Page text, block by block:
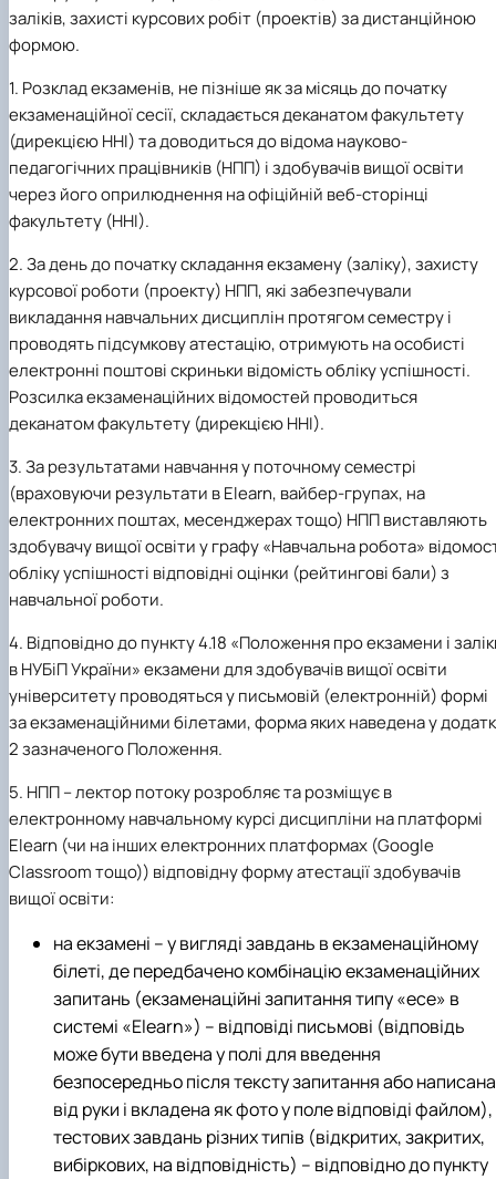
заліків, захисті курсових робіт (проектів) за дистанційною
формою.
1. Розклад екзаменів, не пізніше як за місяць до початку
екзаменаційної сесії, складається деканатом факультету
(дирекцією ННІ) та доводиться до відома науково-
педагогічних працівників (НПП) і здобувачів вищої освіти
через його оприлюднення на офіційній веб-сторінці
факультету (ННІ).
2. За день до початку складання екзамену (заліку), захисту
курсової роботи (проекту) НПП, які забезпечували
викладання навчальних дисциплін протягом семестру і
проводять підсумкову атестацію, отримують на особисті
електронні поштові скриньки відомість обліку успішності.
Розсилка екзаменаційних відомостей проводиться
деканатом факультету (дирекцією ННІ).
3. За результатами навчання у поточному семестрі
(враховуючи результати в Elearn, вайбер-групах, на
електронних поштах, месенджерах тощо) НПП виставляють
здобувачу вищої освіти у графу «Навчальна робота»
обліку успішності відповідні оцінки (рейтингові бали) з
навчальної роботи.
4. Відповідно до пункту 4.18 «Положення про екзамени і
в НУБіП України» екзамени для здобувачів вищої освіти
університету проводяться у письмовій (електронній) формі
за екзаменаційними білетами, форма яких наведена у
2 зазначеного Положення.
5. НПП – лектор потоку розробляє та розміщує в
електронному навчальному курсі дисципліни на платформі
Elearn (чи на інших електронних платформах (Google
Classroom тощо)) відповідну форму атестації здобувачів
вищої освіти:
на екзамені – у вигляді завдань в екзаменаційному
білеті, де передбачено комбінацію екзаменаційних
запитань (екзаменаційні запитання типу «есе» в
системі «Elearn») – відповіді письмові (відповідь
може бути введена у полі для введення
безпосередньо після тексту запитання або написана
від руки і вкладена як фото у поле відповіді файлом),
тестових завдань різних типів (відкритих, закритих,
вибіркових, на відповідність) – відповідно до пункту